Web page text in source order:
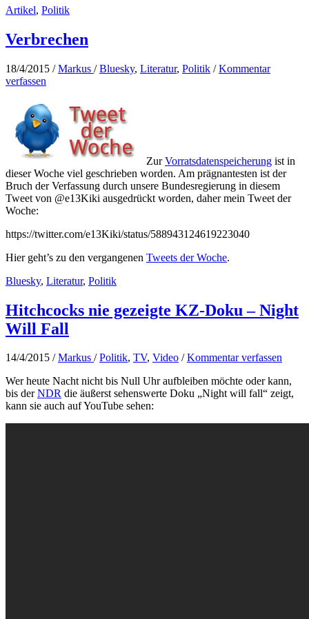
Artikel, Politik
Verbrechen
18/4/2015 /Markus /Bluesky, Literatur, Politik /Kommentar
verfassen
ZurVorratsdatenspeicherung ist in
dieser Woche viel geschrieben worden. Am prägnantesten ist der
Bruch der Verfassung durch unsere Bundesregierung in diesem
Tweet von @e13Kiki ausgedrückt worden, daher mein Tweet der
Woche:
https://twitter.com/e13Kiki/status/588943124619223040
Hier geht’s zu den vergangenen Tweets der Woche.
Bluesky, Literatur, Politik
Hitchcocks nie gezeigte KZ-Doku – Night
Will Fall
14/4/2015 /Markus /Politik, TV, Video /Kommentar verfassen
Wer heute Nacht nicht bis Null Uhr aufbleiben möchte oder kann,
bis derNDR die äußerst sehenswerte Doku „Night will fall“ zeigt,
kann sie auch auf YouTube sehen: